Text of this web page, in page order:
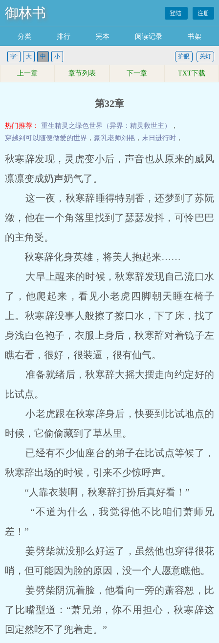
御林书 登陆 注册
分类 排行 完本 阅读记录 书架
字: 大 中 小 关灯
护眼
上一章 章节列表 下一章 TXT下载
第32章
热门推荐： 重生精灵之绿色世界（异界：精灵救世主）
，
穿越到可以随便做爱的世界 ， 豪乳老师刘艳 ， 末日进行时 ，
秋寒辞发现，灵虎变小后，声音也从原来的威风
凛凛变成奶声奶气了。
这一夜，秋寒辞睡得特别香，还梦到了苏阮
潋，他在一个角落里找到了瑟瑟发抖，可怜巴巴
的主角受。
秋寒辞化身英雄，将美人抱起来……
大早上醒来的时候，秋寒辞发现自己流口水
了，他爬起来，看见小老虎四脚朝天睡在椅子
上。秋寒辞没事人般擦了擦口水，下了床，找了
身浅白色袍子，衣服上身后，秋寒辞对着镜子左
瞧右看，很好，很装逼，很有仙气。
准备就绪后，秋寒辞大摇大摆走向约定好的
比试点。
小老虎跟在秋寒辞身后，快要到比试地点的
时候，它偷偷藏到了草丛里。
已经有不少仙座台的弟子在比试点等候了，
秋寒辞出场的时候，引来不少惊呼声。
“人靠衣装啊，秋寒辞打扮后真好看！”
“不道为什么，我觉得他不比咱们萧师兄
差！”
姜劈柴就没那么好运了，虽然他也穿得很花
哨，但可能因为脸的原因，没一个人愿意瞧他。
姜劈柴阴沉着脸，他看向一旁的萧容恕，比
了比嘴型道：“萧兄弟，你不用担心，秋寒辞这
回定然吃不了兜着走。”